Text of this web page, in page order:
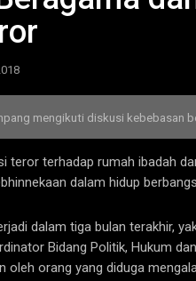
mengikuti diskusi kebebasan
teror terhadap rumah ibadah
dalam hidup
dalam tiga bulan terakhir,
Bidang Politik, Hukum
oleh orang yang diduga